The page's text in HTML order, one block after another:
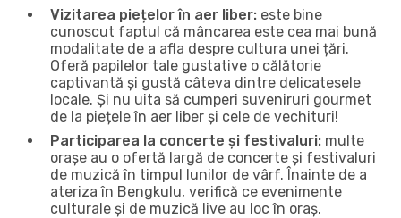
Vizitarea piețelor în aer liber: este bine
cunoscut faptul că mâncarea este cea mai bună
modalitate de a afla despre cultura unei țări.
Oferă papilelor tale gustative o călătorie
captivantă și gustă câteva dintre delicatesele
locale. Și nu uita să cumperi suveniruri gourmet
de la piețele în aer liber și cele de vechituri!
Participarea la concerte și festivaluri: multe
orașe au o ofertă largă de concerte și festivaluri
de muzică în timpul lunilor de vârf. Înainte de a
ateriza în Bengkulu, verifică ce evenimente
culturale și de muzică live au loc în oraș.